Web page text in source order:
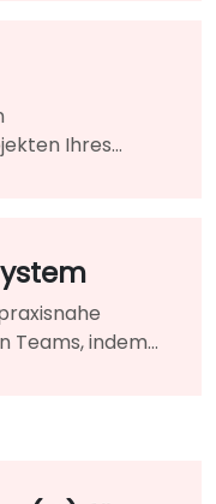
Ihres
Teams, indem